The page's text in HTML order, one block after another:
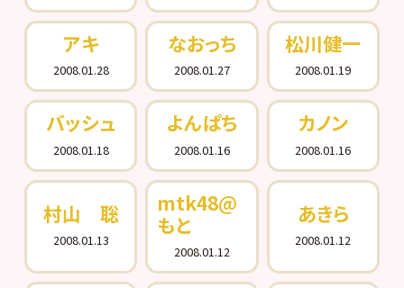
アキ
2008.01.28
なおっち
2008.01.27
松川健一
2008.01.19
バッシュ
2008.01.18
よんぱち
2008.01.16
カノン
2008.01.16
村山 聡
2008.01.13
mtk48@
もと
2008.01.12
あきら
2008.01.12